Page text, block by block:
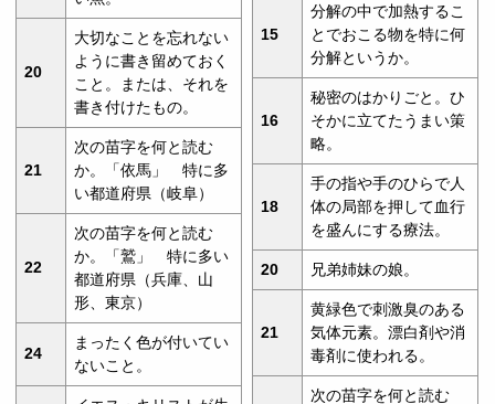
20
大切なことを忘れない
ように書き留めておく
こと。または、それを
書き付けたもの。
21
次の苗字を何と読む
か。「依馬」 特に多
い都道府県（岐阜）
22
次の苗字を何と読む
か。「鷲」 特に多い
都道府県（兵庫、山
形、東京）
24
まったく色が付いてい
ないこと。
15
分解の中で加熱するこ
とでおこる物を特に何
分解というか。
16
秘密のはかりごと。ひ
そかに立てたうまい策
略。
18
手の指や手のひらで人
体の局部を押して血行
を盛んにする療法。
20 兄弟姉妹の娘。
21
黄緑色で刺激臭のある
気体元素。漂白剤や消
毒剤に使われる。
次の苗字を何と読む